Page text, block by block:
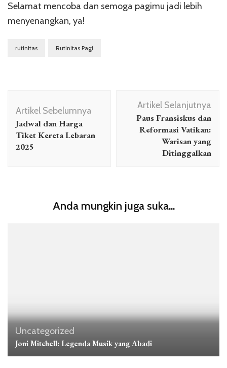
Selamat mencoba dan semoga pagimu jadi lebih
menyenangkan, ya!
rutinitas Rutinitas Pagi
Artikel
Artikel Sebelumnya
Jadwal dan Harga
Tiket Kereta Lebaran
2025
Artikel Selanjutnya
Paus Fransiskus dan
Reformasi Vatikan:
Warisan yang
Ditinggalkan
Anda mungkin juga suka...
Uncategorized
Joni Mitchell: Legenda Musik yang Abadi